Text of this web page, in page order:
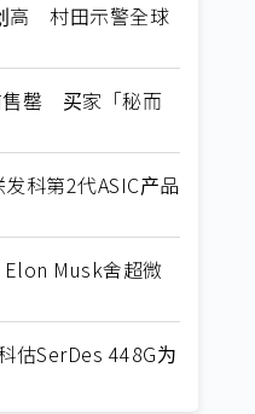
高 村田示警全球
售罄 买家「秘而
科第2代ASIC产品
Musk舍超微
估SerDes 448G为